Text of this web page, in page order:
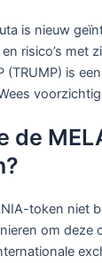
is nieuw
risico’s met
(TRUMP) is
de
token niet
om deze